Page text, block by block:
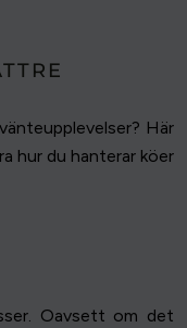
Här
hur du hanterar köer
Oavsett om det